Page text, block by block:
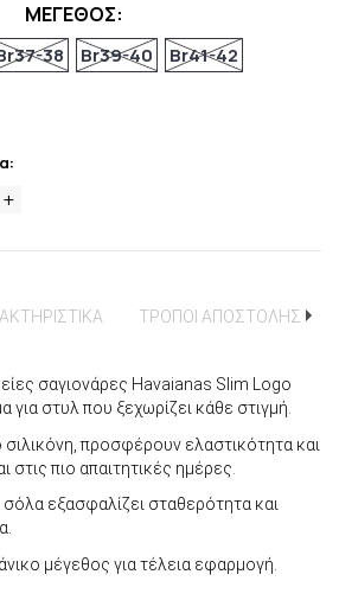
ΜΕΓΕΘΟΣ:
38 Br39-40 Br41-42
ΤΡΟΠΟΙ ΑΠΟΣΤΟΛΗΣ
σαγιονάρες Havaianas Slim Logo
στυλ που ξεχωρίζει κάθε στιγμή.
προσφέρουν ελαστικότητα και
στις πιο απαιτητικές ημέρες.
σόλα εξασφαλίζει σταθερότητα και
μέγεθος για τέλεια εφαρμογή.